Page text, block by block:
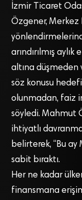
İzmir Ticaret
Özgener, Merkez
arındırılmış
altına düşmeden
söz konusu
olunmadan, faiz
söyledi. Mahmut
ihtiyatlı
belirterek, “Bu ay
sabit bıraktı.
Her ne kadar
finansmana